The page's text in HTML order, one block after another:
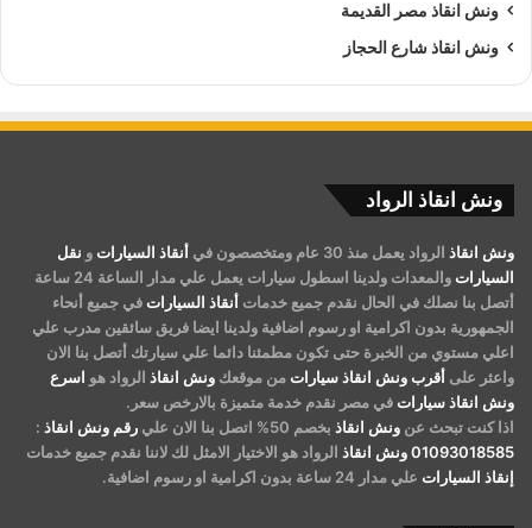
ونش انقاذ مصر القديمة
ونش انقاذ شارع الحجاز
ونش انقاذ الرواد
ونش انقاذ الرواد يعمل منذ 30 عام ومتخصصون في أنقاذ السيارات و نقل
السيارات
والمعدات ولدينا اسطول سيارات يعمل علي مدار الساعة 24 ساعة
أتصل بنا نصلك في الحال نقدم جميع خدمات أنقاذ السيارات في جميع أنحاء
الجمهورية بدون اكرامية او رسوم اضافية ولدينا ايضا فريق سائقين مدرب علي
اعلي مستوي من الخبرة حتى تكون مطمئنا دائما علي سيارتك أتصل بنا الان
واعثر على أقرب ونش انقاذ سيارات من موقعك ونش انقاذ الرواد هو اسرع
ونش انقاذ سيارات في مصر نقدم خدمة متميزة بالارخص سعر.
اذا كنت تبحث عن ونش انقاذ بخصم 50% اتصل بنا الان علي رقم ونش انقاذ :
01093018585ونش انقاذ الرواد هو الاختيار الامثل لك لاننا نقدم جميع خدمات
إنقاذ السيارات علي مدار 24 ساعة بدون اكرامية او رسوم اضافية.